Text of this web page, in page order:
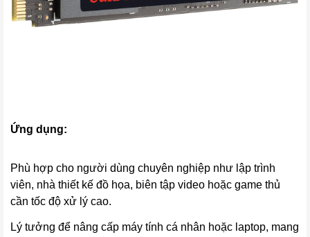
Ứng dụng:
Phù hợp cho người dùng chuyên nghiệp như lập trình
viên, nhà thiết kế đồ họa, biên tập video hoặc game thủ
cần tốc độ xử lý cao.
Lý tưởng để nâng cấp máy tính cá nhân hoặc laptop, mang